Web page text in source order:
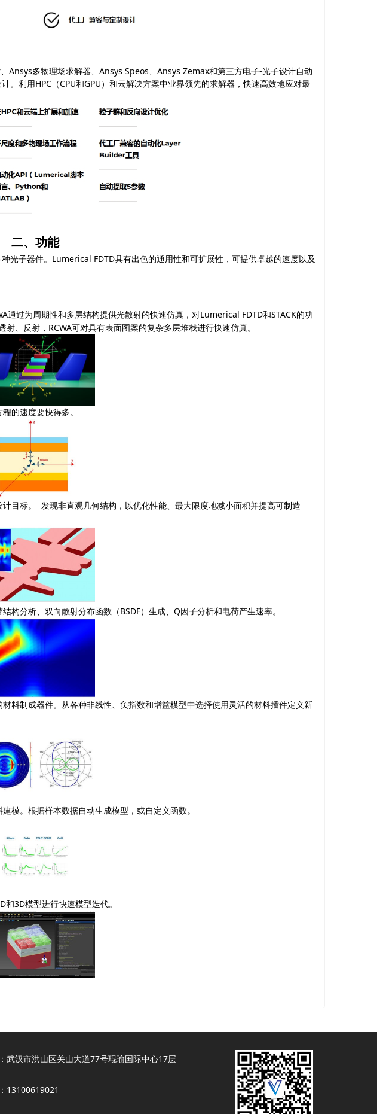
、 Ansys多物理场求解器、 Ansys Speos、 Ansys Zemax和第三方电子-光子设计自动
。利用HPC （CPU和GPU）和云解决方案中业界领先的求解器，快速高效地应对最
二、功能
光子器件。 Lumerical FDTD具有出色的通用性和可扩展性，可提供卓越的速度以及
通过为周期性和多层结构提供光散射的快速仿真，对Lumerical FDTD和STACK的功
射、反射， RCWA可对具有表面图案的复杂多层堆栈进行快速仿真。
程的速度要快得多。
目标。
发现非直观几何结构，以优化性能、最大限度地减小面积并提高可制造
构分析、双向散射分布函数（BSDF）生成、 Q因子分析和电荷产生速率。
料制成器件。从各种非线性、负指数和增益模型中选择使用灵活的材料插件定义新
模。根据样本数据自动生成模型，或自定义函数。
和3D模型进行快速模型迭代。
武汉市洪山区关山大道77号琨瑜国际中心17层
13100619021